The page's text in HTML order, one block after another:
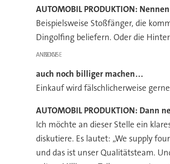
AUTOMOBIL PRODUKTION:
Beispielsweise Stoßfänger, die
Dingolfing beliefern. Oder die
ANZEIGE
auch noch billiger machen…
Einkauf wird fälschlicherweise
AUTOMOBIL PRODUKTION: Dann
Ich möchte an dieser Stelle ein
diskutiere. Es lautet: „We supply
und das ist unser Qualitätsteam.